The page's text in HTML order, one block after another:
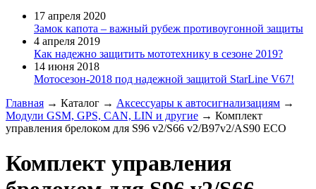
17 апреля 2020
Замок капота – важный рубеж противоугонной защиты
4 апреля 2019
Как надежно защитить мототехнику в сезоне 2019?
14 июня 2018
Мотосезон-2018 под надежной защитой StarLine V67!
Главная → Каталог → Аксессуары к автосигнализациям →
Модули GSM, GPS, CAN, LIN и другие → Комплект
управления брелоком для S96 v2/S66 v2/B97v2/AS90 ECO
Комплект управления